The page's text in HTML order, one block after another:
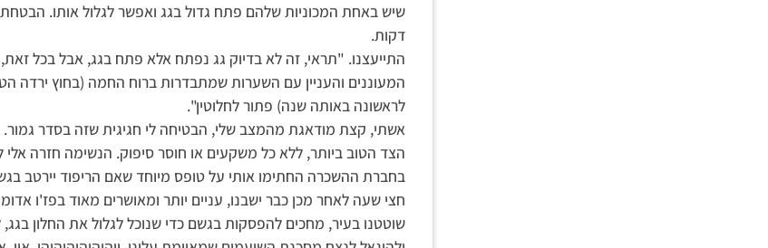
שיש באחת המכוניות שלהם פתח גדול בגג ואפשר לגלול אותו.
דקות.
התייעצנו. "תראי, זה לא בדיוק גג נפתח אלא פתח בגג, אבל בכל
המעוננים והעניין עם השערות שמתבדרות ברוח החמה (בחוץ ירדה
לראשונה באותה שנה) פתור לחלוטין".
אשתי, קצת מודאגת מהמצב שלי, הבטיחה לי חגיגית שזה בסדר גמור.
הצד הטוב ביותר, ללא כל משקעים או חוסר סיפוק. הנשימה חזרה
בחברת ההשכרה החתימו אותי על טופס מיוחד שאם הריפוד יירטב
חצי שעה לאחר מכן כבר ישבנו, עניים יותר ומאושרים מאוד בפז'ו
שוטטנו בעיר, מחכים להפסקות בגשם כדי שנוכל לגלול את החלון בגג,